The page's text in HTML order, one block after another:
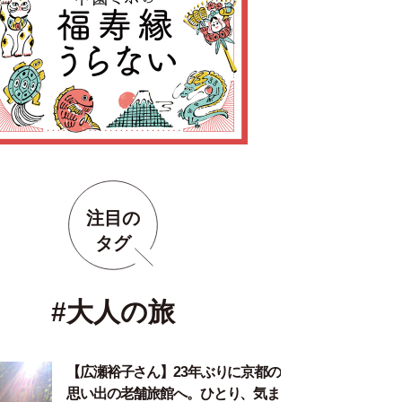
注目の
タグ
#大人の旅
【広瀬裕子さん】23年ぶりに京都の
思い出の老舗旅館へ。ひとり、気ま